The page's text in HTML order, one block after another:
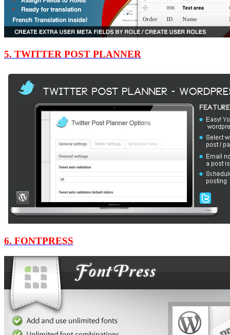
5. TWITTER POST PLANNER
6. FONTPRESS